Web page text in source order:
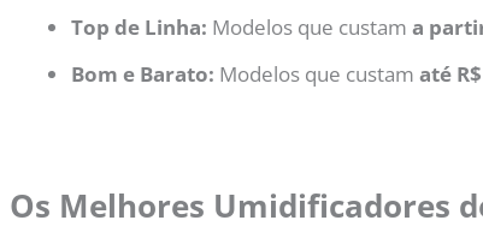
Top de Linha: Modelos que custam a
Bom e Barato: Modelos que custam até
Os Melhores Umidificadores